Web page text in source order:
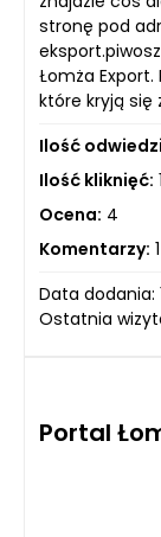
stronę pod
Łomża
które kryją
Ilość
Ilość kliknięć: 1
Ocena: 4
Komentarzy: 1
Data dodania:
Ostatnia
Portal